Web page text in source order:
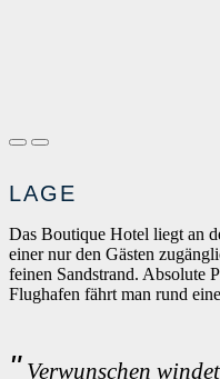
LAGE
Das Boutique Hotel liegt an
einer nur den Gästen
feinen Sandstrand. Absolute
Flughafen fährt man rund
Verwunschen